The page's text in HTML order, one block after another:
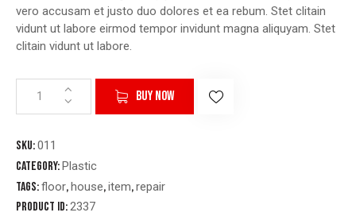
vero accusam et justo duo dolores et ea rebum. Stet clitain
vidunt ut labore eirmod tempor invidunt magna aliquyam. Stet
clitain vidunt ut labore.
BUY NOW
SKU:011
Category:Plastic
Tags:floor,house,item,repair
Product ID:2337